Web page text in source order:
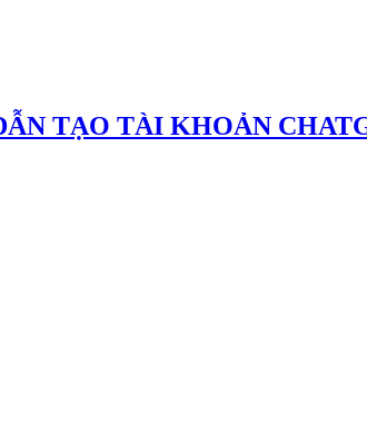
TẠO TÀI KHOẢN